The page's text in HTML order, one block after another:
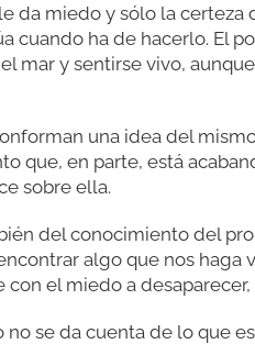
da miedo y sólo la certeza
cuando ha de hacerlo. El
mar y sentirse vivo,
una idea del
que, en parte, está
sobre ella.
del conocimiento del
algo que nos haga
el miedo a desaparecer,
se da cuenta de lo que